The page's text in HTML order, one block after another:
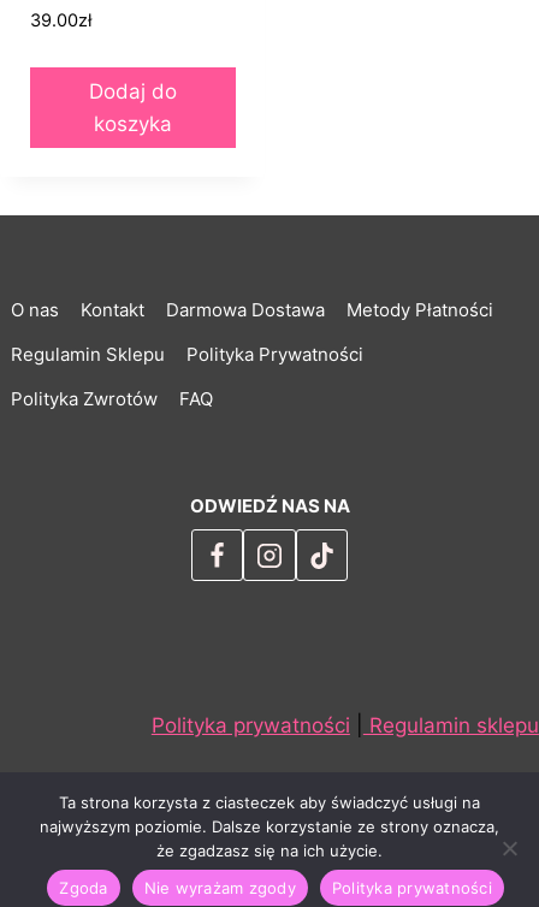
39.00zł
Dodaj do
koszyka
O nas Kontakt Darmowa Dostawa
Metody Płatności
Regulamin Sklepu
Polityka Prywatności
Polityka Zwrotów
FAQ
ODWIEDŹ NAS NA
Polityka prywatności Regulamin sklepu
Ta strona korzysta z ciasteczek aby świadczyć usługi na
najwyższym poziomie. Dalsze korzystanie ze strony oznacza,
że zgadzasz się na ich użycie.
Zgoda
Nie wyrażam zgody Polityka prywatności